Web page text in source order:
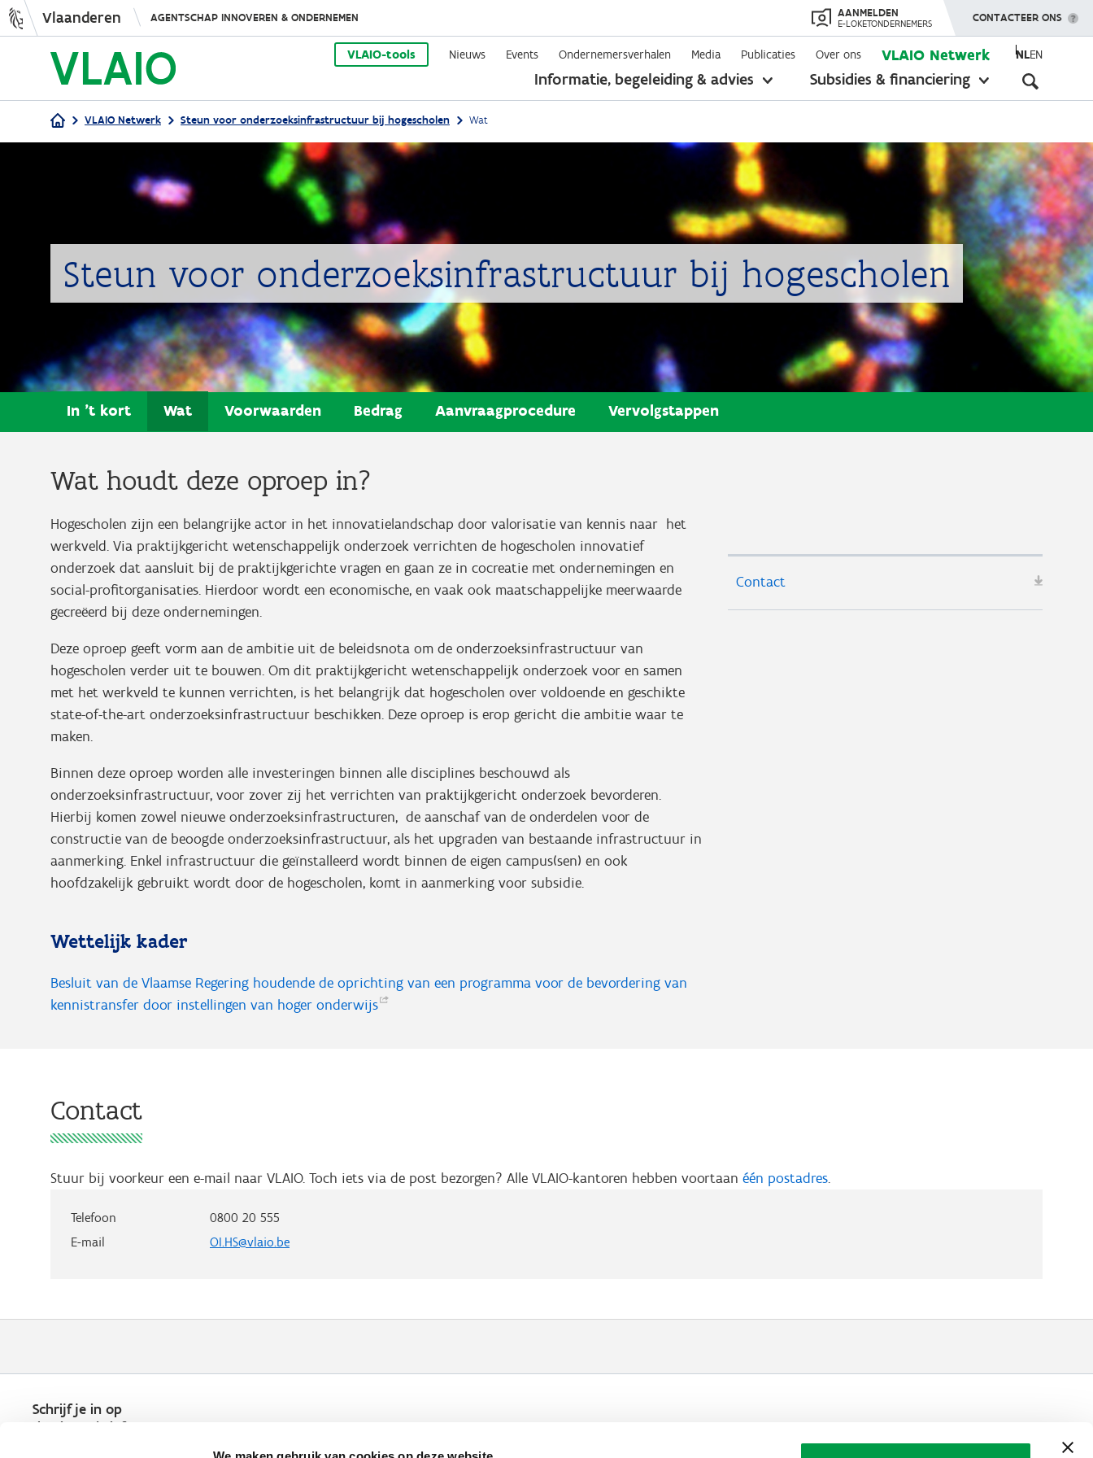
Overslaan
en
naar
de
Vlaanderen AGENTSCHAP INNOVEREN & ONDERNEMEN AANMELDEN
E-LOKETONDERNEMERS TOON MENU
CONTACTEER ONS
VLAIO-tools Nieuws Events Ondernemersverhalen Media Publicaties Over ons VLAIO Netwerk NLEN
Informatie, begeleiding & advies
toon
Subsidies & financiering
toon
Kruimelpad
VLAIO Netwerk Steun voor onderzoeksinfrastructuur bij hogescholen Wat
Steun voor onderzoeksinfrastructuur bij hogescholen
In 't kort Wat Voorwaarden Bedrag Aanvraagprocedure Vervolgstappen
Wat houdt deze oproep in?
Hogescholen zijn een belangrijke actor in het innovatielandschap door valorisatie van kennis naar het
werkveld. Via praktijkgericht wetenschappelijk onderzoek verrichten de hogescholen innovatief
onderzoek dat aansluit bij de praktijkgerichte vragen en gaan ze in cocreatie met ondernemingen en
social-profitorganisaties. Hierdoor wordt een economische, en vaak ook maatschappelijke meerwaarde
gecreëerd bij deze ondernemingen.
Deze oproep geeft vorm aan de ambitie uit de beleidsnota om de onderzoeksinfrastructuur van
hogescholen verder uit te bouwen. Om dit praktijkgericht wetenschappelijk onderzoek voor en samen
met het werkveld te kunnen verrichten, is het belangrijk dat hogescholen over voldoende en geschikte
state-of-the-art onderzoeksinfrastructuur beschikken. Deze oproep is erop gericht die ambitie waar te
maken.
Binnen deze oproep worden alle investeringen binnen alle disciplines beschouwd als
onderzoeksinfrastructuur, voor zover zij het verrichten van praktijkgericht onderzoek bevorderen.
Hierbij komen zowel nieuwe onderzoeksinfrastructuren, de aanschaf van de onderdelen voor de
constructie van de beoogde onderzoeksinfrastructuur, als het upgraden van bestaande infrastructuur in
aanmerking. Enkel infrastructuur die geïnstalleerd wordt binnen de eigen campus(sen) en ook
hoofdzakelijk gebruikt wordt door de hogescholen, komt in aanmerking voor subsidie.
Wettelijk kader
Besluit van de Vlaamse Regering houdende de oprichting van een programma voor de bevordering van
kennistransfer door instellingen van hoger onderwijs
Contact
Contact
Stuur bij voorkeur een e-mail naar VLAIO. Toch iets via de post bezorgen? Alle VLAIO-kantoren hebben voortaan één postadres.
Telefoon
0800 20 555
E-mail
OI.HS@vlaio.be
Schrijf je in op
de nieuwsbrief